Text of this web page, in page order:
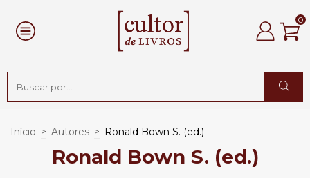
0
Início > Autores > Ronald Bown S. (ed.)
Ronald Bown S. (ed.)